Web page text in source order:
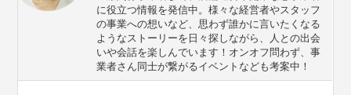
に役立つ情報を発信中。様々な経営者やスタッフ
の事業への想いなど、思わず誰かに言いたくなる
ようなストーリーを日々探しながら、人との出会
いや会話を楽しんでいます！オンオフ問わず、事
業者さん同士が繋がるイベントなども考案中！